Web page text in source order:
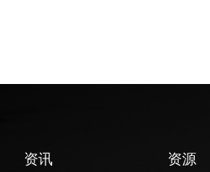
资讯 资源